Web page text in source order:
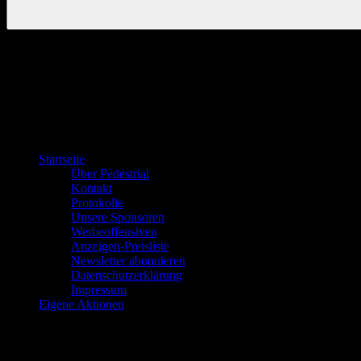
Startseite
Über Pedestrial
Kontakt
Protokolle
Unsere Sponsoren
Werbeoffensiven
Anzeigen-Preisliste
Newsletter abonnieren
Datenschutzerklärung
Impressum
Eigene Aktionen